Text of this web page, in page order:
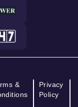
&
Privacy
Policy